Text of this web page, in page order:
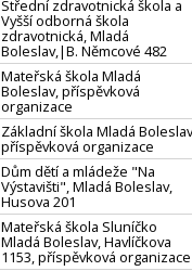
Střední zdravotnická škola a
Vyšší odborná škola
zdravotnická, Mladá
Boleslav,|B. Němcové 482
Mateřská škola Mladá
Boleslav, příspěvková
organizace
Základní škola Mladá
příspěvková organizace
Dům dětí a mládeže "Na
Výstavišti", Mladá Boleslav,
Husova 201
Mateřská škola Sluníčko
Mladá Boleslav, Havlíčkova
1153, příspěvková organizace